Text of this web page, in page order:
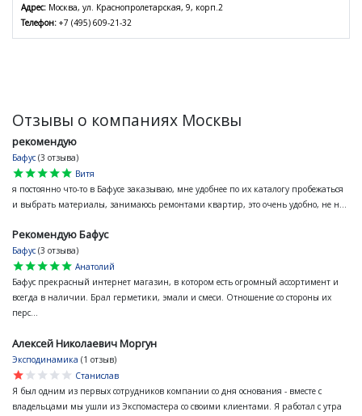
Адрес: Москва, ул. Краснопролетарская, 9, корп.2
Телефон: +7 (495) 609-21-32
Отзывы о компаниях Москвы
рекомендую
Бафус (3 отзыва)
star
star
star
star
star
Витя
я постоянно что-то в Бафусе заказываю, мне удобнее по их каталогу пробежаться
и выбрать материалы, занимаюсь ремонтами квартир, это очень удобно, не н...
Рекомендую Бафус
Бафус (3 отзыва)
star
star
star
star
star
Анатолий
Бафус прекрасный интернет магазин, в котором есть огромный ассортимент и
всегда в наличии. Брал герметики, эмали и смеси. Отношение со стороны их
перс...
Алексей Николаевич Моргун
Эксподинамика (1 отзыв)
star
star
star
star
star
Станислав
Я был одним из первых сотрудников компании со дня основания - вместе с
владельцами мы ушли из Экспомастера со своими клиентами. Я работал с утра